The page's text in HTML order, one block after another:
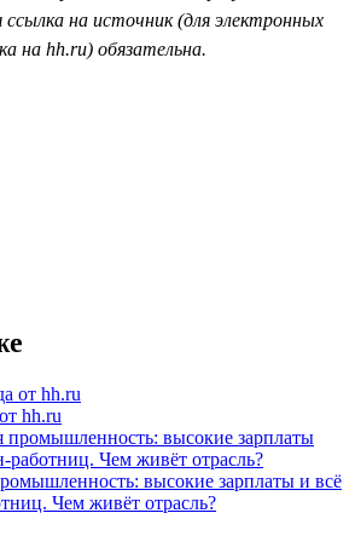
ссылка на источник (для электронных
на hh.ru) обязательна.
hh.ru
высокие зарплаты и всё
Чем живёт отрасль?